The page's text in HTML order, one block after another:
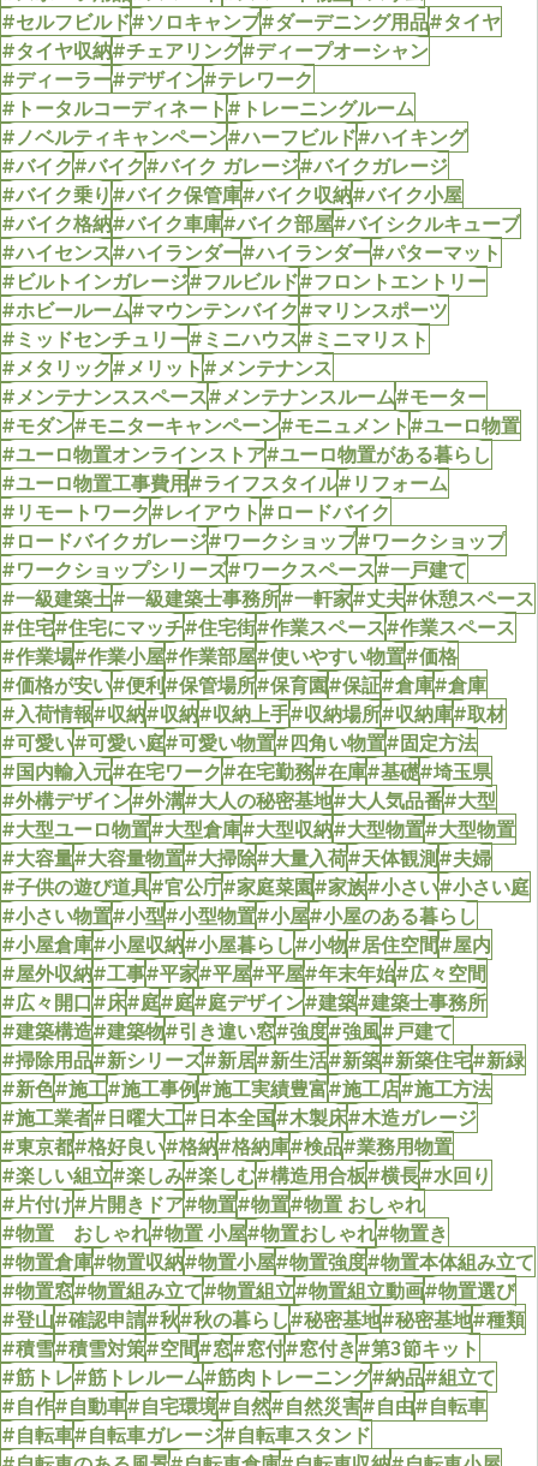
#セルフビルド#ソロキャンプ#ダーデニング用品#タイヤ
#タイヤ収納#チェアリング#ディープオーシャン
#ディーラー#デザイン#テレワーク
#トータルコーディネート#トレーニングルーム
#ノベルティキャンペーン#ハーフビルド#ハイキング
#バイク#バイク#バイク ガレージ#バイクガレージ
#バイク乗り#バイク保管庫#バイク収納#バイク小屋
#バイク格納#バイク車庫#バイク部屋#バイシクルキューブ
#ハイセンス#ハイランダー#ハイランダー#パターマット
#ビルトインガレージ#フルビルド#フロントエントリー
#ホビールーム#マウンテンバイク#マリンスポーツ
#ミッドセンチュリー#ミニハウス#ミニマリスト
#メタリック#メリット#メンテナンス
#メンテナンススペース#メンテナンスルーム#モーター
#モダン#モニターキャンペーン#モニュメント#ユーロ物置
#ユーロ物置オンラインストア#ユーロ物置がある暮らし
#ユーロ物置工事費用#ライフスタイル#リフォーム
#リモートワーク#レイアウト#ロードバイク
#ロードバイクガレージ#ワークショップ#ワークショップ
#ワークショップシリーズ#ワークスペース#一戸建て
#一級建築士#一級建築士事務所#一軒家#丈夫#休憩スペース
#住宅#住宅にマッチ#住宅街#作業スペース#作業スペース
#作業場#作業小屋#作業部屋#使いやすい物置#価格
#価格が安い#便利#保管場所#保育園#保証#倉庫#倉庫
#入荷情報#収納#収納#収納上手#収納場所#収納庫#取材
#可愛い#可愛い庭#可愛い物置#四角い物置#固定方法
#国内輸入元#在宅ワーク#在宅勤務#在庫#基礎#埼玉県
#外構デザイン#外溝#大人の秘密基地#大人気品番#大型
#大型ユーロ物置#大型倉庫#大型収納#大型物置#大型物置
#大容量#大容量物置#大掃除#大量入荷#天体観測#夫婦
#子供の遊び道具#官公庁#家庭菜園#家族#小さい#小さい庭
#小さい物置#小型#小型物置#小屋#小屋のある暮らし
#小屋倉庫#小屋収納#小屋暮らし#小物#居住空間#屋内
#屋外収納#工事#平家#平屋#平屋#年末年始#広々空間
#広々開口#床#庭#庭#庭デザイン#建築#建築士事務所
#建築構造#建築物#引き違い窓#強度#強風#戸建て
#掃除用品#新シリーズ#新居#新生活#新築#新築住宅#新緑
#新色#施工#施工事例#施工実績豊富#施工店#施工方法
#施工業者#日曜大工#日本全国#木製床#木造ガレージ
#東京都#格好良い#格納#格納庫#検品#業務用物置
#楽しい組立#楽しみ#楽しむ#構造用合板#横長#水回り
#片付け#片開きドア#物置#物置#物置 おしゃれ
#物置 おしゃれ#物置 小屋#物置おしゃれ#物置き
#物置倉庫#物置収納#物置小屋#物置強度#物置本体組み立て
#物置窓#物置組み立て#物置組立#物置組立動画#物置選び
#登山#確認申請#秋#秋の暮らし#秘密基地#秘密基地#種類
#積雪#積雪対策#空間#窓#窓付#窓付き#第3節キット
#筋トレ#筋トレルーム#筋肉トレーニング#納品#組立て
#自作#自動車#自宅環境#自然#自然災害#自由#自転車
#自転車#自転車ガレージ#自転車スタンド